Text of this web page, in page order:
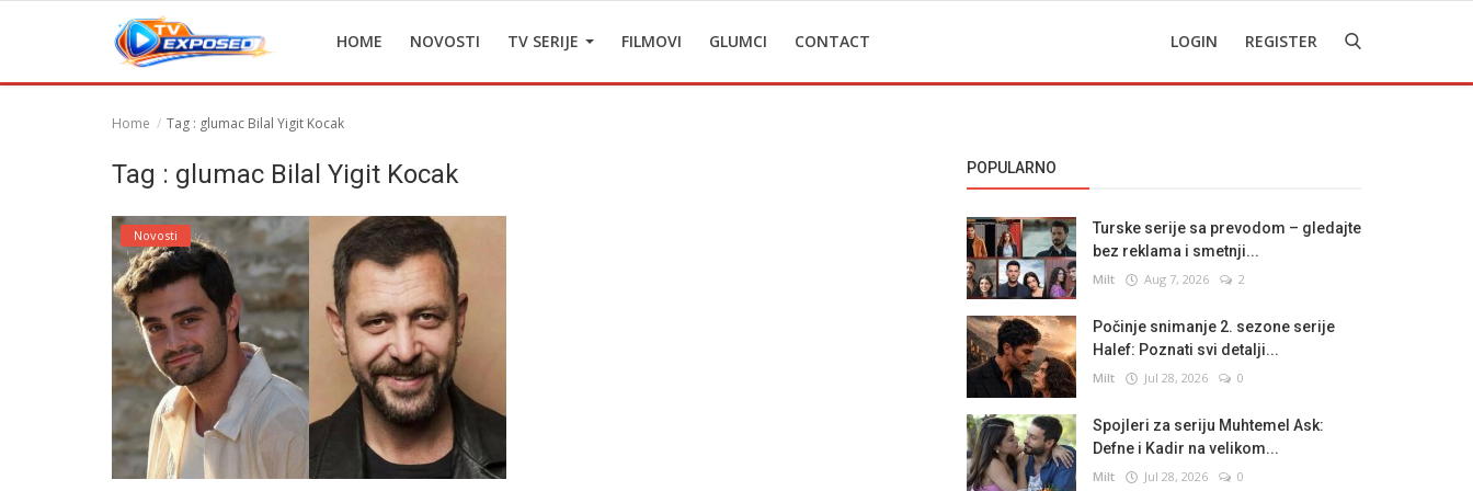
HOME NOVOSTI TV SERIJE FILMOVI GLUMCI CONTACT LOGIN REGISTER
Home Tag : glumac Bilal Yigit Kocak
Tag : glumac Bilal Yigit Kocak
Novosti
POPULARNO
Turske serije sa prevodom – gledajte
bez reklama i smetnji...
Milt Aug 7, 2026 2
Počinje snimanje 2. sezone serije
Halef: Poznati svi detalji...
Milt Jul 28, 2026 0
Spojleri za seriju Muhtemel Ask:
Defne i Kadir na velikom...
Milt Jul 28, 2026 0